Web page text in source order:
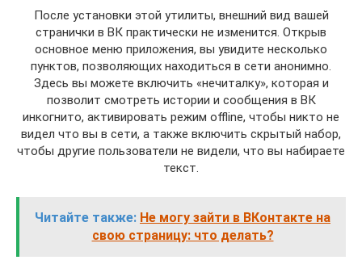
После установки этой утилиты, внешний вид вашей
странички в ВК практически не изменится. Открыв
основное меню приложения, вы увидите несколько
пунктов, позволяющих находиться в сети анонимно.
Здесь вы можете включить «нечиталку», которая и
позволит смотреть истории и сообщения в ВК
инкогнито, активировать режим offline, чтобы никто не
видел что вы в сети, а также включить скрытый набор,
чтобы другие пользователи не видели, что вы набираете
текст.
Читайте также: Не могу зайти в ВКонтакте на
свою страницу: что делать?